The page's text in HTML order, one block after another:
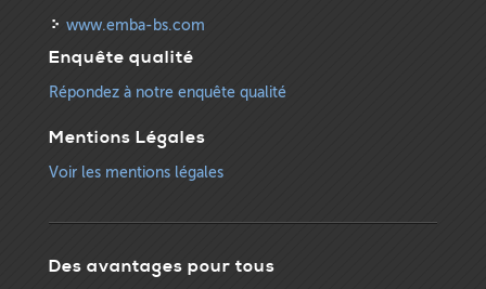
www.emba-bs.com
Enquête qualité
Répondez à notre enquête qualité
Mentions Légales
Voir les mentions légales
Des avantages pour tous